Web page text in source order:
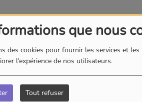
que nous
des cookies pour fournir les services et
l'expérience de nos utilisateurs.
Tout refuser